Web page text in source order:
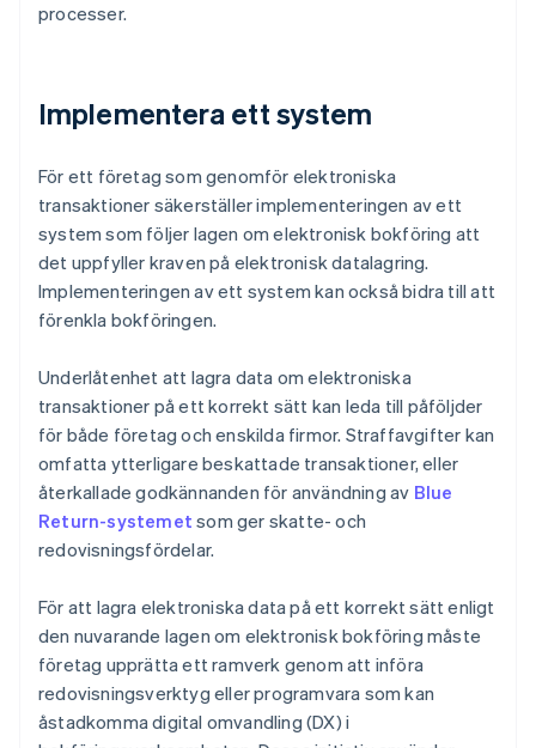
processer.
Implementera ett system
För ett företag som genomför elektroniska
transaktioner säkerställer implementeringen av ett
system som följer lagen om elektronisk bokföring att
det uppfyller kraven på elektronisk datalagring.
Implementeringen av ett system kan också bidra till att
förenkla bokföringen.
Underlåtenhet att lagra data om elektroniska
transaktioner på ett korrekt sätt kan leda till påföljder
för både företag och enskilda firmor. Straffavgifter kan
omfatta ytterligare beskattade transaktioner, eller
återkallade godkännanden för användning av Blue
Return-systemet som ger skatte- och
redovisningsfördelar.
För att lagra elektroniska data på ett korrekt sätt enligt
den nuvarande lagen om elektronisk bokföring måste
företag upprätta ett ramverk genom att införa
redovisningsverktyg eller programvara som kan
åstadkomma digital omvandling (DX) i